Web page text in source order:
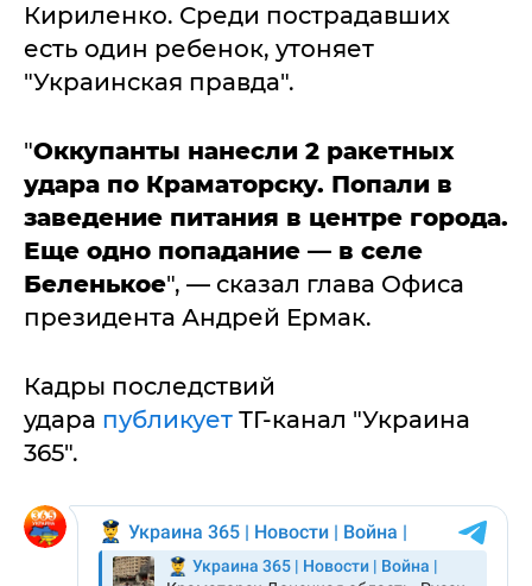
Кириленко. Среди пострадавших
есть один ребенок, утоняет
"Украинская правда".
"Оккупанты нанесли 2 ракетных
удара по Краматорску. Попали в
заведение питания в центре города.
Еще одно попадание — в селе
Беленькое", — сказал глава Офиса
президента Андрей Ермак.
Кадры последствий
удара публикует ТГ-канал "Украина
365".